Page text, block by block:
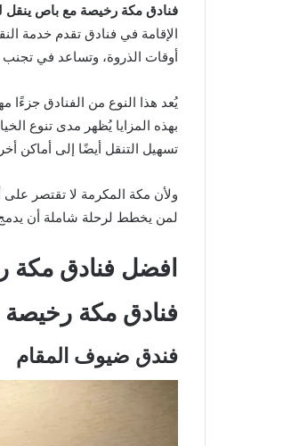
فنادق مكة رخيصة مع باص ينقل
الإقامة في فنادق تقدم خدمة
أوقات الذروة، وتساعد في تجنب
يُعد هذا النوع من الفنادق جزءًا
بهذه المزايا يُظهر مدى تنوع
تسهيل التنقل أيضًا إلى أماكن
ولأن مكة المكرمة لا تقتصر
لمن يخطط لرحلة شاملة أن
افضل فنادق مكة
فنادق مكة
فندق ضيوف المقام